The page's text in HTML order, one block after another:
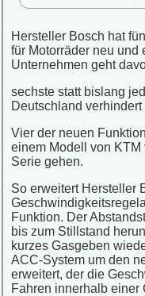
Hersteller Bosch hat
für Motorräder neu
Unternehmen geht
sechste statt bislang
Deutschland
Vier der neuen
einem Modell von
Serie gehen.
So erweitert Hersteller
Funktion. Der
bis zum Stillstand
kurzes Gasgeben
ACC-System um den
erweitert, der die
Fahren innerhalb einer